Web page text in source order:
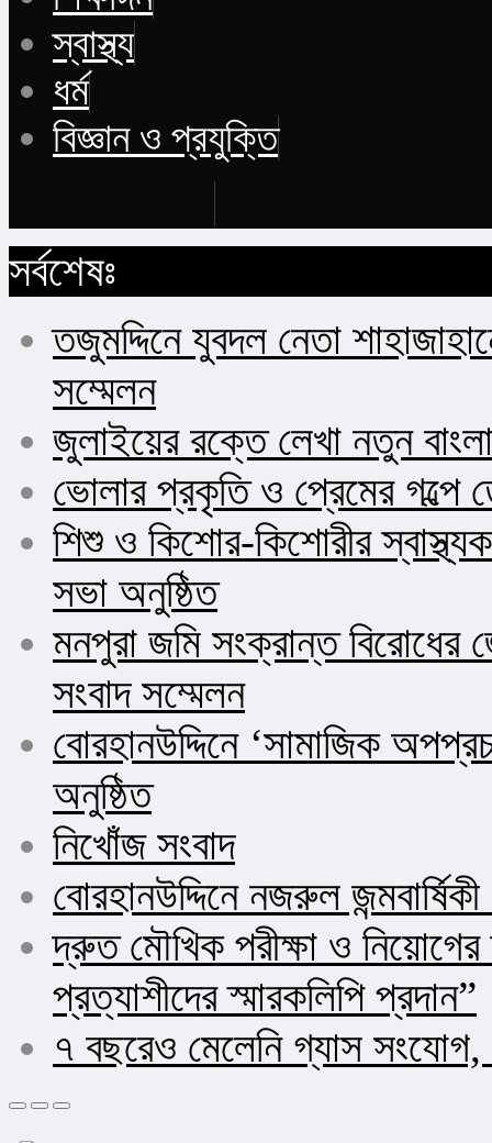
স্বাস্থ্য
ধর্ম
বিজ্ঞান ও প্রযুক্তি
সর্বশেষঃ
তজুমদ্দিনে যুবদল নেতা
সম্মেলন
জুলাইয়ের রক্তে লেখা নতুন
ভোলার প্রকৃতি ও প্রেমের গল্পে
শিশু ও কিশোর-কিশোরীর
সভা অনুষ্ঠিত
মনপুরা জমি সংক্রান্ত বিরোধের
সংবাদ সম্মেলন
বোরহানউদ্দিনে ‘সামাজিক
অনুষ্ঠিত
নিখোঁজ সংবাদ
বোরহানউদ্দিনে নজরুল
দ্রুত মৌখিক পরীক্ষা ও
প্রত্যাশীদের স্মারকলিপি প্রদান”
৭ বছরেও মেলেনি গ্যাস